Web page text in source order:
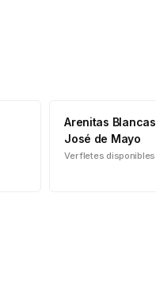
Arenitas Blancas
José de Mayo
Ver fletes disponibles